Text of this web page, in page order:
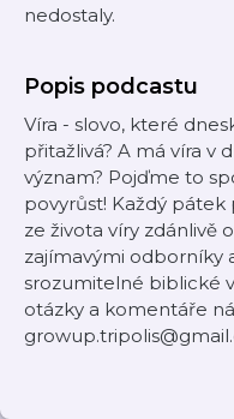
nedostaly.
Popis podcastu
Víra - slovo, které
přitažlivá? A má víra v
význam? Pojďme to
povyrůst! Každý
ze života víry zdánlivě
zajímavými odborníky
srozumitelné biblické
otázky a komentáře